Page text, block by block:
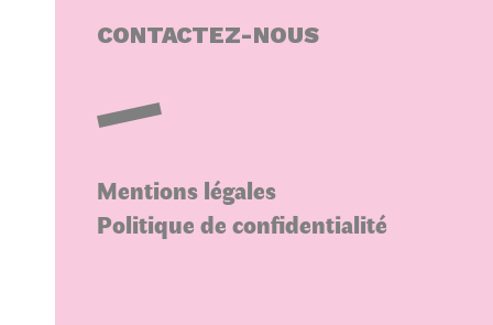
CONTACTEZ-NOUS
Mentions légales
Politique de confidentialité